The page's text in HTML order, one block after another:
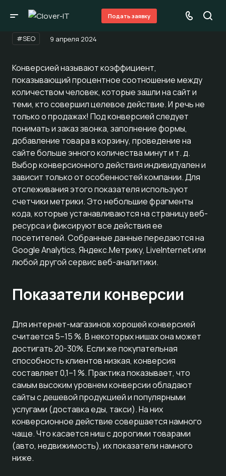
Подать заявку
#SEO 9 апреля 2024
Конверсией называют коэффициент,
показывающий процентное соотношение между
количеством человек, которые зашли на сайт и
теми, кто совершил целевое действие. И речь не
только о продажах! Под конверсией следует
понимать и заказ звонка, заполнение формы,
добавление товара в корзину, проведение на
сайте больше энного количества минут и т. д.
Выбор конверсионного действия индивидуален и
зависит только от особенностей компании. Для
отслеживания этого показателя используют
счетчики метрики. Это небольшие фрагменты
кода, которые устанавливаются на страницу веб-
ресурса и фиксируют все действия ее
посетителей. Собранные данные передаются на
Google Analytics, Яндекс.Метрику, LiveInternet или
любой другой сервис веб-аналитики.
Показатели конверсии
Для интернет-магазинов хорошей конверсией
считается 5–15 %. В некоторых нишах она может
достигать 20-30%. Если же покупательная
способность клиентов низкая, конверсия
составляет 0,1–1 %. Практика показывает, что
самым высоким уровнем конверсии обладают
сайты с дешевой продукцией и популярными
услугами (доставка еды, такси). На них
конверсионное действие совершается намного
чаще. Что касается ниш с дорогими товарами
(авто, недвижимость), их показатели намного
ниже.